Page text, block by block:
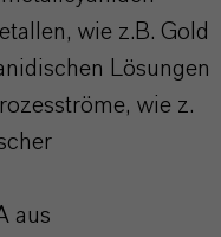
wie z.B. Gold
Lösungen
wie z.
aus